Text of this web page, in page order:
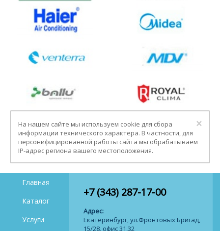
×
На нашем сайте мы используем cookie для сбора
информации технического характера. В частности, для
персонифицированной работы сайта мы обрабатываем
IP-адрес региона вашего местоположения.
+7 (343) 287-17-00
Адрес:
Екатеринбург, ул.Фронтовых Бригад,
15/28, офис 31,32
Главная
Каталог
Услуги